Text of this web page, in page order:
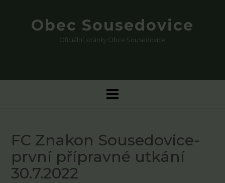
Obec Sousedovice
Oficiální stránky Obce Sousedovice
FC Znakon Sousedovice-
první přípravné utkání
30.7.2022